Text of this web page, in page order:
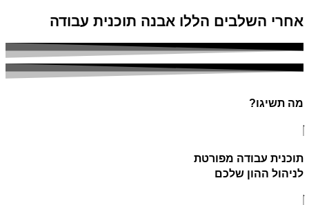
אחרי השלבים הללו אבנה תוכנית עבודה
מה תשיגו?
תוכנית עבודה מפורטת
לניהול ההון שלכם